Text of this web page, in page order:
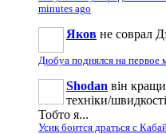
minutes ago
Яков не соврал
Дюбуа поднялся на первое
Shodan він
техніки/
Тобто я...
Усик боится драться с